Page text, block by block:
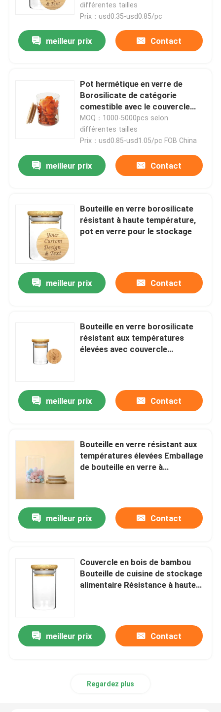
Maison
de nouilles d'herbes
différentes tailles
Prix：usd0.35-usd0.85/pc
meilleur prix Contact
Pot hermétique en verre de
Borosilicate de catégorie
comestible avec le couvercle
18oz - 28 grammes
MOQ：1000-5000pcs selon
différentes tailles
Prix：usd0.85-usd1.05/pc FOB China
meilleur prix Contact
Bouteille en verre borosilicate
résistant à haute température,
pot en verre pour le stockage
meilleur prix Contact
Bouteille en verre borosilicate
résistant aux températures
élevées avec couvercle
meilleur prix Contact
Bouteille en verre résistant aux
températures élevées Emballage
de bouteille en verre à
meilleur prix Contact
Couvercle en bois de bambou
Bouteille de cuisine de stockage
alimentaire Résistance à haute
meilleur prix Contact
Regardez plus